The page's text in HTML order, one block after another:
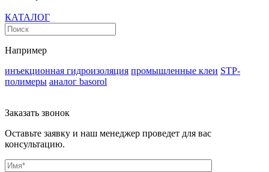
КАТАЛОГ
Например
инъекционная гидроизоляция промышленные клеи STP-
полимеры аналог basorol
Заказать звонок
Оставьте заявку и наш менеджер проведет для вас
консультацию.